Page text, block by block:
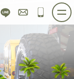
Instagram
LINE お問い合わせ
048-
ご購入プラン
買取＆オーダー
会社概要